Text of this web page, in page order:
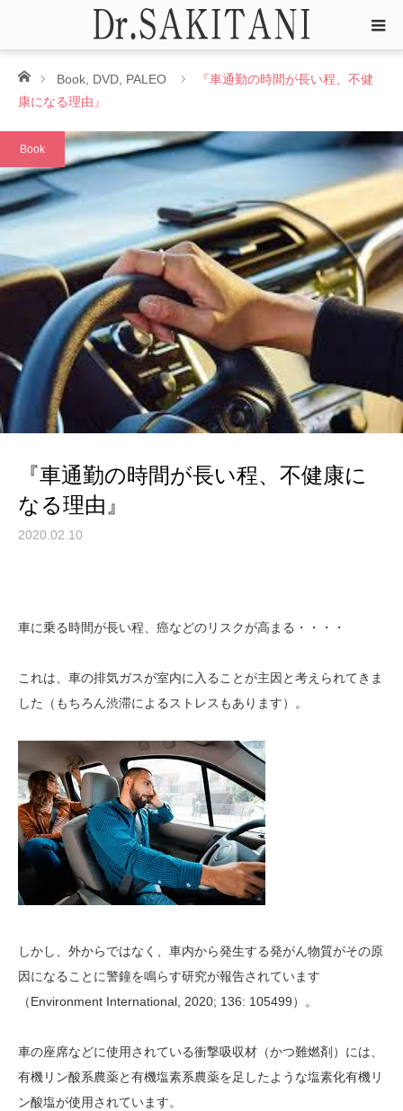
ホームBook DVD PALEO
『車通勤の時間が長い程、不健
康になる理由』
Book
『車通勤の時間が長い程、不健康に
なる理由』
2020.02.10
車に乗る時間が長い程、癌などのリスクが高まる・・・・
これは、車の排気ガスが室内に入ることが主因と考えられてきま
した（もちろん渋滞によるストレスもあります）。
しかし、外からではなく、車内から発生する発がん物質がその原
因になることに警鐘を鳴らす研究が報告されています
（Environment International, 2020; 136: 105499）。
車の座席などに使用されている衝撃吸収材（かつ難燃剤）には、
有機リン酸系農薬と有機塩素系農薬を足したような塩素化有機リ
ン酸塩が使用されています。